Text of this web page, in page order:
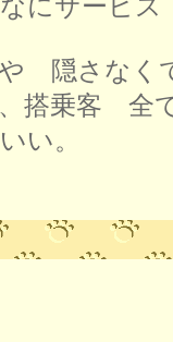
にサービ
や 隠さなく
乗客 全て
い。